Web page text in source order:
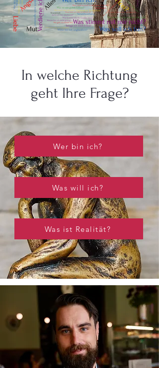
In welche Richtung
geht Ihre Frage?
Wer bin ich?
Was will ich?
Was ist Realität?